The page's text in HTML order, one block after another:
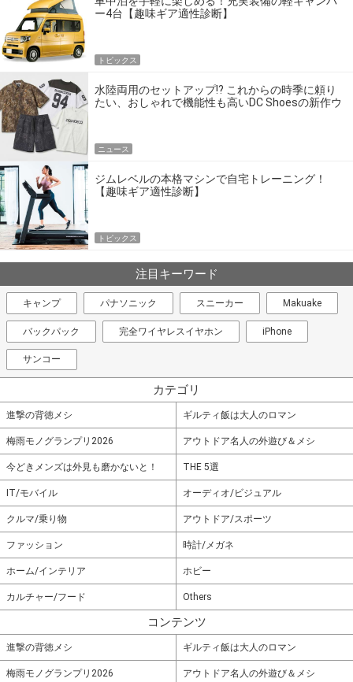
ー4台【趣味ギア適性診断】
トピックス
水陸両用のセットアップ!? これからの時季に頼り
たい、おしゃれで機能性も高いDC Shoesの新作ウ
ニュース
ジムレベルの本格マシンで自宅トレーニング！
【趣味ギア適性診断】
トピックス
注目キーワード
キャンプ パナソニック スニーカー Makuake
バックパック 完全ワイヤレスイヤホン iPhone
サンコー
カテゴリ
進撃の背徳メシ ギルティ飯は大人のロマン
梅雨モノグランプリ2026 アウトドア名人の外遊び＆メシ
今どきメンズは外見も磨かないと！ THE 5選
IT/モバイル オーディオ/ビジュアル
クルマ/乗り物 アウトドア/スポーツ
ファッション 時計/メガネ
ホーム/インテリア ホビー
カルチャー/フード Others
コンテンツ
進撃の背徳メシ ギルティ飯は大人のロマン
梅雨モノグランプリ2026 アウトドア名人の外遊び＆メシ